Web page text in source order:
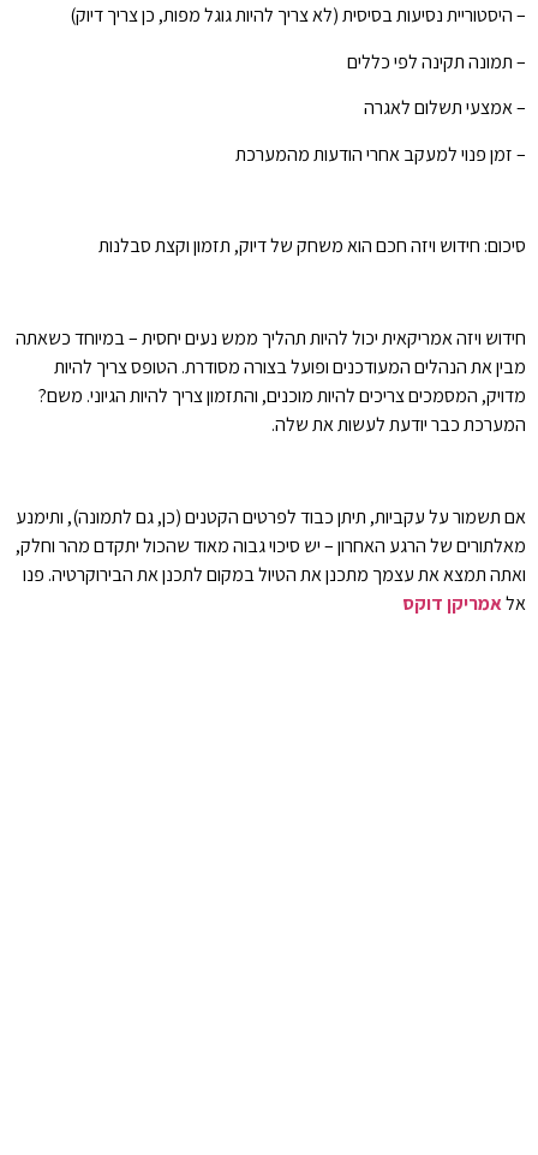
– היסטוריית נסיעות בסיסית (לא צריך להיות גוגל מפות, כן צריך דיוק)
– תמונה תקינה לפי כללים
– אמצעי תשלום לאגרה
– זמן פנוי למעקב אחרי הודעות מהמערכת
סיכום: חידוש ויזה חכם הוא משחק של דיוק, תזמון וקצת סבלנות
חידוש ויזה אמריקאית יכול להיות תהליך ממש נעים יחסית – במיוחד כשאתה
מבין את הנהלים המעודכנים ופועל בצורה מסודרת. הטופס צריך להיות
מדויק, המסמכים צריכים להיות מוכנים, והתזמון צריך להיות הגיוני. משם?
המערכת כבר יודעת לעשות את שלה.
אם תשמור על עקביות, תיתן כבוד לפרטים הקטנים (כן, גם לתמונה), ותימנע
מאלתורים של הרגע האחרון – יש סיכוי גבוה מאוד שהכול יתקדם מהר וחלק,
ואתה תמצא את עצמך מתכנן את הטיול במקום לתכנן את הבירוקרטיה. פנו
אלאמריקן דוקס